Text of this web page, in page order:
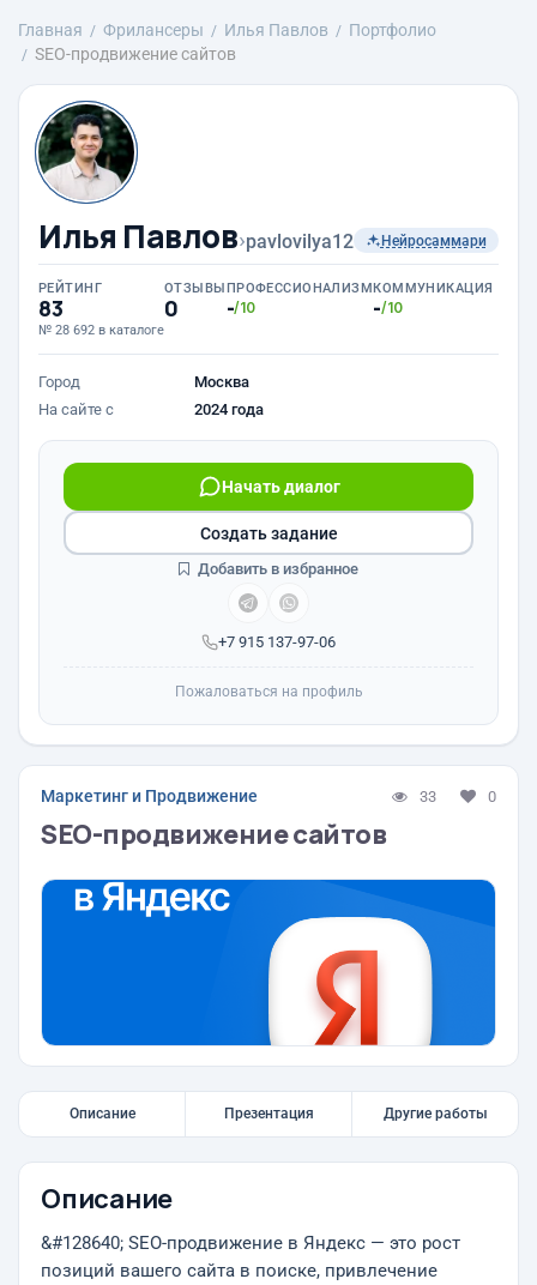
Главная Фрилансеры Илья Павлов
Портфолио
SEO-продвижение сайтов
Илья Павлов›pavlovilya12 Нейросаммари
РЕЙТИНГ
83
№ 28 692 в каталоге
ОТЗЫВЫ
0
ПРОФЕССИОНАЛИЗМ
-/10
КОММУНИКАЦИЯ
-/10
Город
Москва
На сайте с
2024 года
+7 915 137-97-06
Начать диалог
Создать задание
Добавить в избранное
Пожаловаться на профиль
Маркетинг и Продвижение 33 0
SEO-продвижение сайтов
Описание Презентация Другие работы
Описание
&#128640; SEO-продвижение в Яндекс — это рост
позиций вашего сайта в поиске, привлечение